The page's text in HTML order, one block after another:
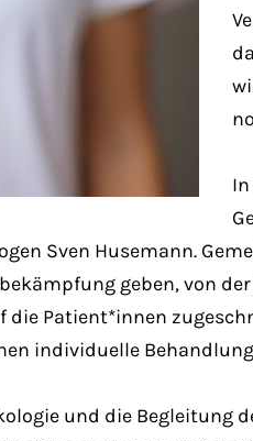
Sven Husemann.
geben, von
Patient*innen
individuelle
und die